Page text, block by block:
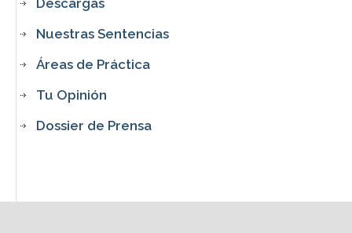
Nuestras Sentencias
Áreas de Práctica
Tu Opinión
Dossier de Prensa